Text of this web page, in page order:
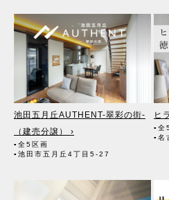
●提供する個人情報の項目
お客様の氏名・住所・電話番号・生
情報等
●提供の手段又は方法
書面・郵便物・電話・インターネッ
●当該情報の提供を受ける者又は提供
属性
（1）不動産の売買契約、賃貸借契約
る者。また、成約に至るまでの過程に
（2）他の宅地建物取引業者。（成約
契約の見込客を募るため）
（3）インターネット広告、その他広
約に至るまでの過程において広く契約
た場合には、宅地建物取引業法に基
成約情報の通知が宅地建物取引業者
池田五月丘AUTHENT-翠彩の街-
（建売分譲） ›
▪全5区画
▪池田市五月丘4丁目5-27
ヒ
▪全
▪名